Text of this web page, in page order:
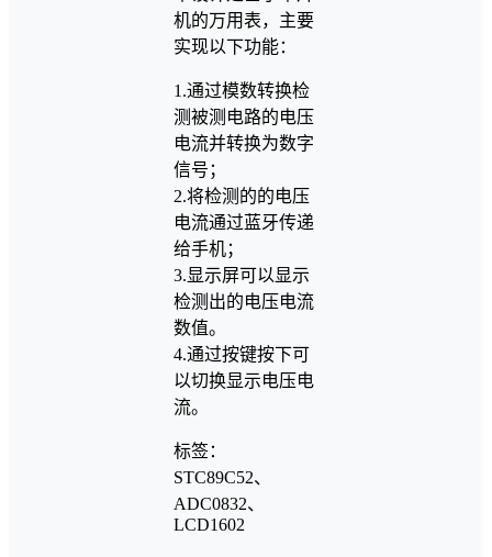
机的万用表，主要
实现以下功能：
1.通过模数转换检
测被测电路的电压
电流并转换为数字
信号；
2.将检测的的电压
电流通过蓝牙传递
给手机；
3.显示屏可以显示
检测出的电压电流
数值。
4.通过按键按下可
以切换显示电压电
流。
标签：
STC89C52、
ADC0832、
LCD1602